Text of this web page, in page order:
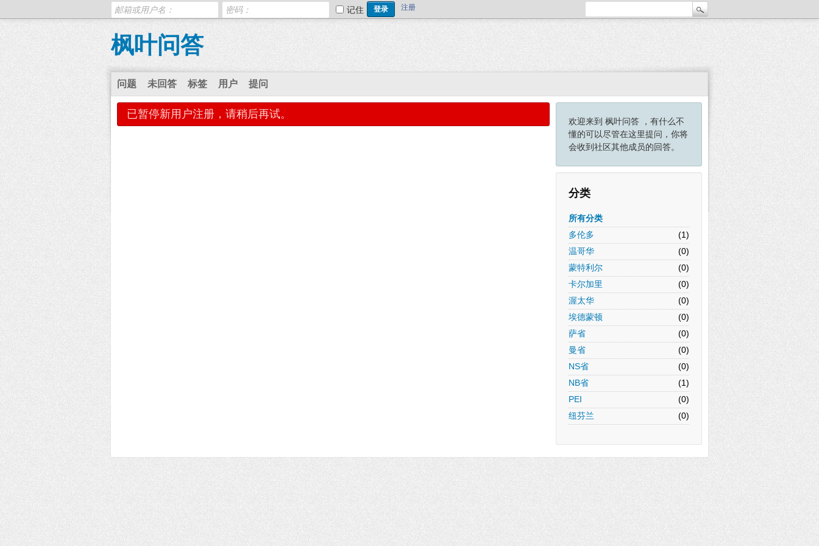
记住 注册
枫叶问答
问题 未回答 标签 用户 提问
欢迎来到 枫叶问答 ，有什么不
懂的可以尽管在这里提问，你将
会收到社区其他成员的回答。
分类
所有分类
多伦多
(1)
温哥华
(0)
蒙特利尔
(0)
卡尔加里
(0)
渥太华
(0)
埃德蒙顿
(0)
萨省
(0)
曼省
(0)
NS省
(0)
NB省
(1)
PEI
(0)
纽芬兰
(0)
已暂停新用户注册，请稍后再试。